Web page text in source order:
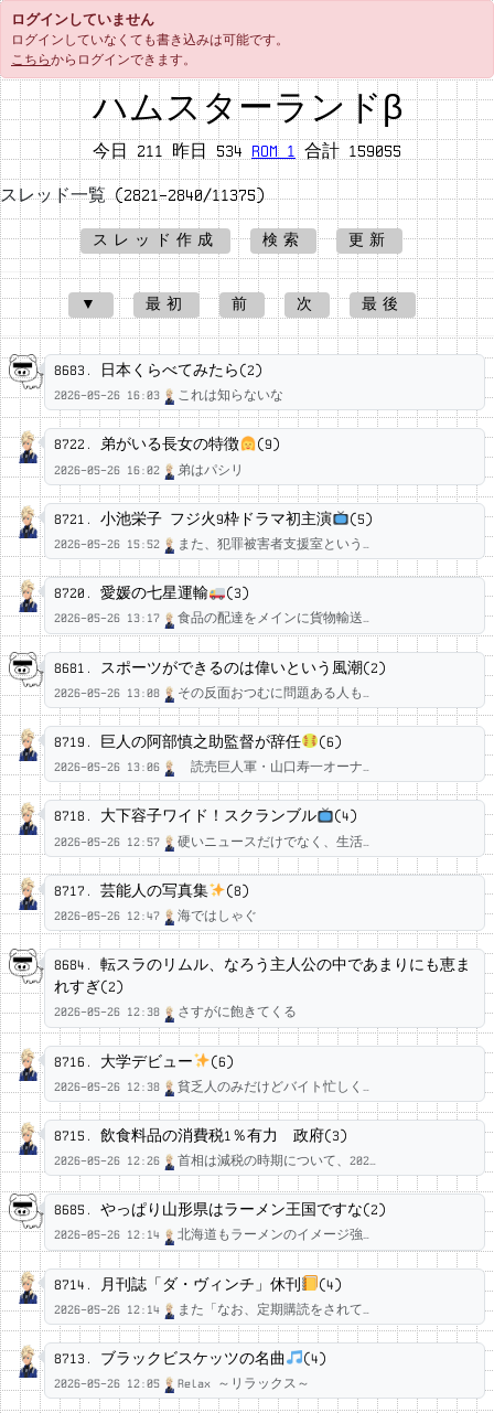
ログインしていません
ログインしていなくても書き込みは可能です。
こちらからログインできます。
ハムスターランドβ
今日 211 昨日 534 ROM 1 合計 159055
スレッド一覧(2821-2840/11375)
スレッド作成 検索 更新
▼ 最初 前 次 最後
8683. 日本くらべてみたら(2)
2026-05-26 16:03 これは知らないな
匿名
8722. 弟がいる長女の特徴 (9)
2026-05-26 16:02 弟はパシリ
アセム雨宮◆UD16NvPYxY
8721. 小池栄子 フジ火9枠ドラマ初主演 (5)
2026-05-26 15:52 また、犯罪被害者支援室という…
アセム雨宮◆UD16NvPYxY
8720. 愛媛の七星運輸 (3)
2026-05-26 13:17 食品の配達をメインに貨物輸送…
アセム雨宮◆UD16NvPYxY
8681.
スポーツができるのは偉いという風潮(2)
2026-05-26 13:08 その反面おつむに問題ある人も…
流星
8719.
巨人の阿部慎之助監督が辞任 (6)
2026-05-26 13:06 読売巨人軍・山口寿一オーナ…
アセム雨宮◆UD16NvPYxY
8718. 大下容子ワイド！スクランブル (4)
2026-05-26 12:57 硬いニュースだけでなく、生活…
アセム雨宮◆UD16NvPYxY
8717. 芸能人の写真集 (8)
2026-05-26 12:47 海ではしゃぐ
アセム雨宮◆UD16NvPYxY
8684. 転スラのリムル、なろう主人公の中であまりにも恵ま
れすぎ(2)
2026-05-26 12:38 さすがに飽きてくる
流星
8716. 大学デビュー (6)
2026-05-26 12:38 貧乏人のみだけどバイト忙しく…
アセム雨宮◆UD16NvPYxY
8715. 飲食料品の消費税1％有力 政府(3)
2026-05-26 12:26 首相は減税の時期について、202…
アセム雨宮◆UD16NvPYxY
8685. やっぱり山形県はラーメン王国ですな(2)
2026-05-26 12:14 北海道もラーメンのイメージ強…
匿名
8714.
月刊誌「ダ・ヴィンチ」休刊 (4)
2026-05-26 12:14 また「なお、定期購読をされて…
アセム雨宮◆UD16NvPYxY
8713. ブラックビスケッツの名曲 (4)
2026-05-26 12:05 Relax ～リラックス～
アセム雨宮◆UD16NvPYxY